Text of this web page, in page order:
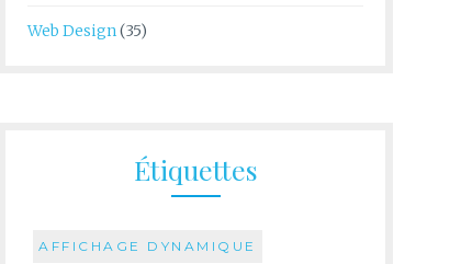
Web Design(35)
Étiquettes
AFFICHAGE DYNAMIQUE